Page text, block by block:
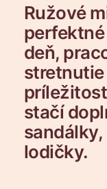
Ružové
deň,
stretnutie
stačí
sandálky,
lodičky.